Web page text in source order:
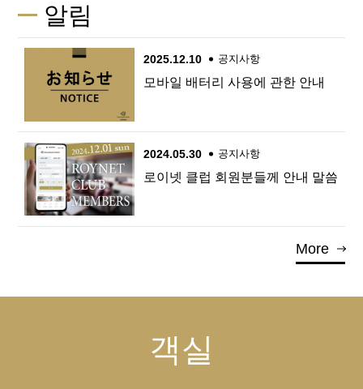
알림
2025.12.10 공지사항
모바일 배터리 사용에 관한 안내
2024.05.30 공지사항
로이넷 클럽 회원분들께 안내 말씀
More
객실